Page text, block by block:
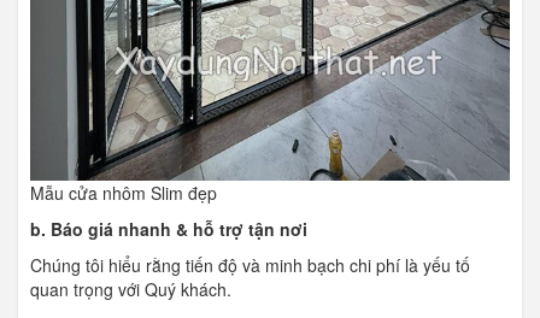
Mẫu cửa nhôm Slim đẹp
b. Báo giá nhanh & hỗ trợ tận nơi
Chúng tôi hiểu rằng tiến độ và minh bạch chi phí là yếu tố
quan trọng với Quý khách.